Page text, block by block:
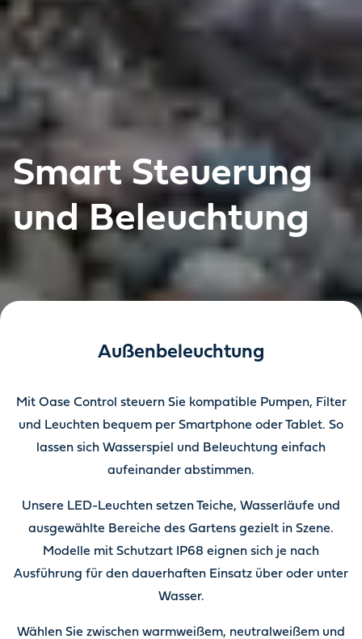
Smart Steuerung
und Beleuchtung
Außenbeleuchtung
Mit Oase Control steuern Sie kompatible Pumpen, Filter
und Leuchten bequem per Smartphone oder Tablet. So
lassen sich Wasserspiel und Beleuchtung einfach
aufeinander abstimmen.
Unsere LED-Leuchten setzen Teiche, Wasserläufe und
ausgewählte Bereiche des Gartens gezielt in Szene.
Modelle mit Schutzart IP68 eignen sich je nach
Ausführung für den dauerhaften Einsatz über oder unter
Wasser.
Wählen Sie zwischen warmweißem, neutralweißem und